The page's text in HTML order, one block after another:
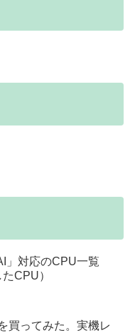
」対応のCPU一覧
CPU）
買ってみた。実機レ